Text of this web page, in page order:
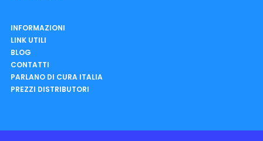
INFORMAZIONI
LINK UTILI
BLOG
CONTATTI
PARLANO DI CURA ITALIA
PREZZI DISTRIBUTORI